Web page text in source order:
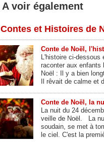
A voir également
Contes et Histoires de
Conte de Noël,
L'histoire ci-dessous
raconter aux enfants
Noël : Il y a bien
Il rêvait de calme
Conte de Noël, la
La nuit du 24
veille de Noël. La
soudain, se met à
le ciel. C'est la